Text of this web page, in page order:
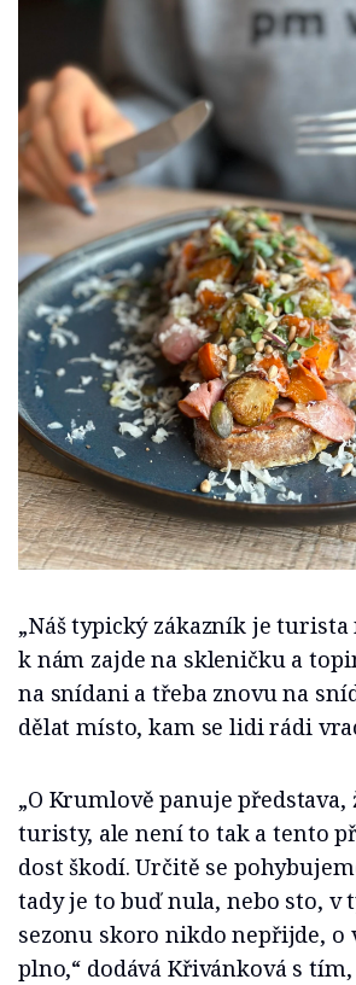
„Náš typický zákazník je
k nám zajde na skleničku a
na snídani a třeba znovu na
dělat místo, kam se lidi rádi
„O Krumlově panuje
turisty, ale není to tak a tento
dost škodí. Určitě se
tady je to buď nula, nebo sto, v
sezonu skoro nikdo nepřijde, o
plno,“ dodává Křivánková s